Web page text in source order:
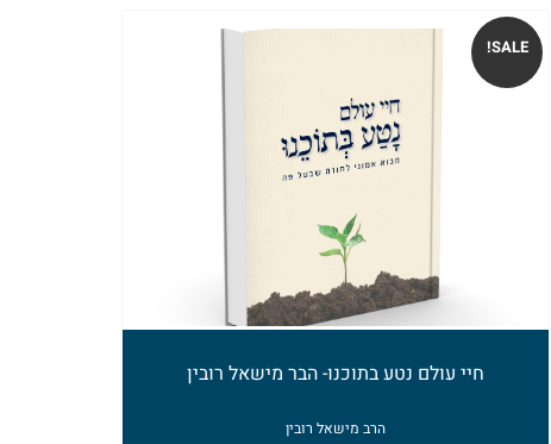
SALE!
חיי עולם נטע בתוכנו- הבר מישאל רובין
הרב מישאל רובין